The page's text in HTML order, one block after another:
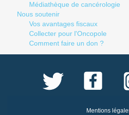
Médiathèque de cancérologie
Nous soutenir
Vos avantages fiscaux
Collecter pour l'Oncopole
Comment faire un don ?
Mentions